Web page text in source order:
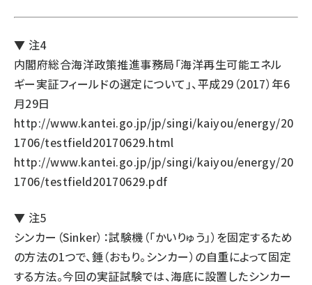
▼ 注4
内閣府総合海洋政策推進事務局「海洋再生可能エネル
ギー実証フィールドの選定について」、平成29（2017）年6
月29日
http://www.kantei.go.jp/jp/singi/kaiyou/energy/20
1706/testfield20170629.html
http://www.kantei.go.jp/jp/singi/kaiyou/energy/20
1706/testfield20170629.pdf
▼ 注5
シンカー（Sinker）：試験機（「かいりゅう」）を固定するため
の方法の1つで、錘（おもり。シンカー）の自重によって固定
する方法。今回の実証試験では、海底に設置したシンカー